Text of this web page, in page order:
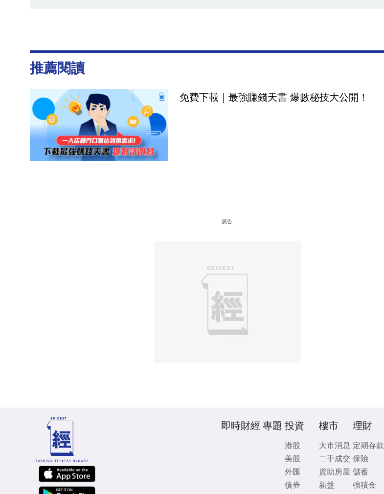
推薦閱讀
免費下載｜最強賺錢天書 爆數秘技大公開！
廣告
即時財經 專題 投資
港股
美股
外匯
債券
樓市
大市消息
二手成交
資助房屋
新盤
理財
定期存款
保險
儲蓄
強積金